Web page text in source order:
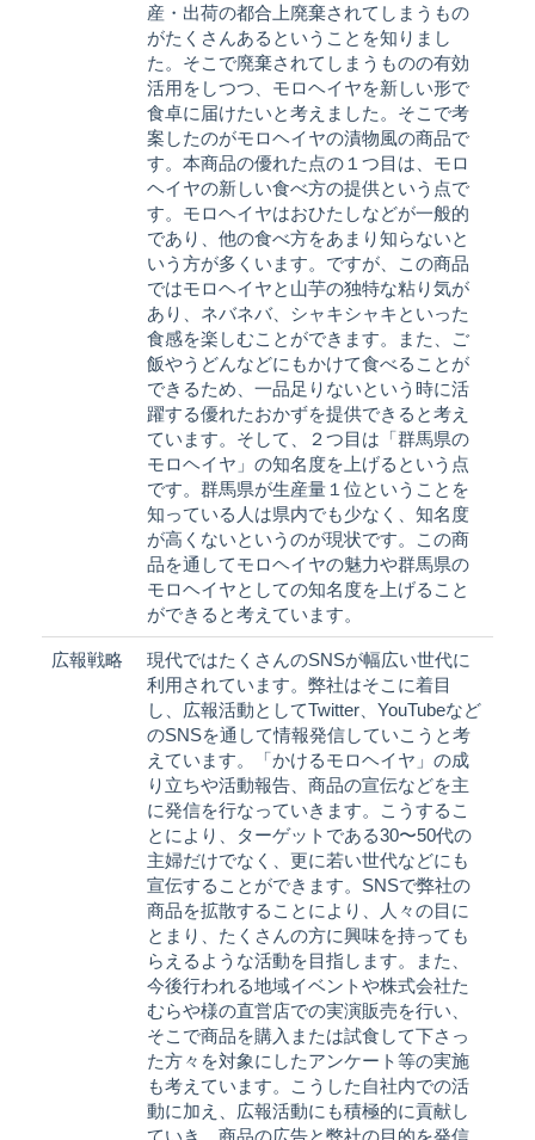
産・出荷の都合上廃棄されてしまうもの
がたくさんあるということを知りまし
た。そこで廃棄されてしまうものの有効
活用をしつつ、モロヘイヤを新しい形で
食卓に届けたいと考えました。そこで考
案したのがモロヘイヤの漬物風の商品で
す。本商品の優れた点の１つ目は、モロ
ヘイヤの新しい食べ方の提供という点で
す。モロヘイヤはおひたしなどが一般的
であり、他の食べ方をあまり知らないと
いう方が多くいます。ですが、この商品
ではモロヘイヤと山芋の独特な粘り気が
あり、ネバネバ、シャキシャキといった
食感を楽しむことができます。また、ご
飯やうどんなどにもかけて食べることが
できるため、一品足りないという時に活
躍する優れたおかずを提供できると考え
ています。そして、２つ目は「群馬県の
モロヘイヤ」の知名度を上げるという点
です。群馬県が生産量１位ということを
知っている人は県内でも少なく、知名度
が高くないというのが現状です。この商
品を通してモロヘイヤの魅力や群馬県の
モロヘイヤとしての知名度を上げること
ができると考えています。
広報戦略
現代ではたくさんのSNSが幅広い世代に
利用されています。弊社はそこに着目
し、広報活動としてTwitter、YouTubeなど
のSNSを通して情報発信していこうと考
えています。「かけるモロヘイヤ」の成
り立ちや活動報告、商品の宣伝などを主
に発信を行なっていきます。こうするこ
とにより、ターゲットである30〜50代の
主婦だけでなく、更に若い世代などにも
宣伝することができます。SNSで弊社の
商品を拡散することにより、人々の目に
とまり、たくさんの方に興味を持っても
らえるような活動を目指します。また、
今後行われる地域イベントや株式会社た
むらや様の直営店での実演販売を行い、
そこで商品を購入または試食して下さっ
た方々を対象にしたアンケート等の実施
も考えています。こうした自社内での活
動に加え、広報活動にも積極的に貢献し